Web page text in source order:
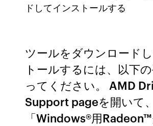
ドしてインストールする
ツールをダウンロード
トールするには、以下
ってください。 AMD
Support pageを開いて、
「Windows®用